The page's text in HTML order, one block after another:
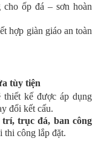
ốp đá – sơn hoàn
hợp giàn giáo an toàn
tùy tiện
kế được áp dụng
đổi kết cấu.
trục đá, ban công
thi công lắp đặt.